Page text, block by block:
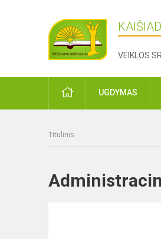
VEIKLOS
PRADŽIAUGDYMAS
Titulinis